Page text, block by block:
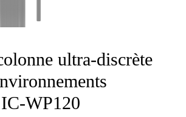
ultra-discrète
WP120